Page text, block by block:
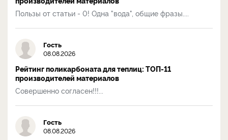
Пользы от статьи - 0! Одна "вода", общие фразы....
Гость
08.08.2026
Рейтинг поликарбоната для теплиц: ТОП-11
производителей материалов
Совершенно согласен!!!...
Гость
08.08.2026